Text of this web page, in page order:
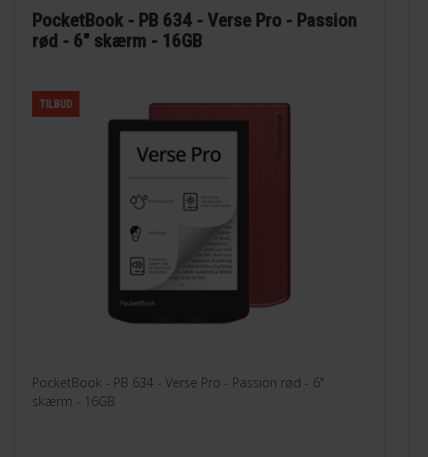
PocketBook - PB 634 - Verse Pro - Passion
rød - 6" skærm - 16GB
TILBUD
PocketBook - PB 634 - Verse Pro - Passion rød - 6"
skærm - 16GB